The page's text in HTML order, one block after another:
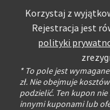
Korzystaj z
Rejestracja jest
polityki
* To pole jest
zł. Nie obejmuje
podzielić. Ten kupon nie
innymi kuponami lub